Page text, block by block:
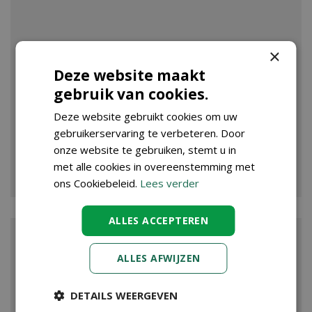
VIJVER
×
Deze website maakt
gebruik van cookies.
Deze website gebruikt cookies om uw
gebruikerservaring te verbeteren. Door
onze website te gebruiken, stemt u in
met alle cookies in overeenstemming met
ons Cookiebeleid. Lees verder
ALLES ACCEPTEREN
ALLES AFWIJZEN
DETAILS WEERGEVEN